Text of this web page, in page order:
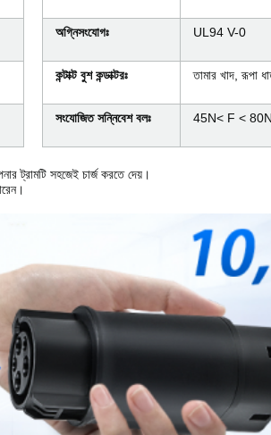
অগ্নিসংযোগঃ UL94 V-0
কন্টাক্ট বুশ কন্ডাক্টরঃ তামার খাদ, রূপা
সংযোজিত সন্নিবেশ বলঃ 45N< F < 80N
ট্রামটি সহজেই চার্জ করতে দেয়।